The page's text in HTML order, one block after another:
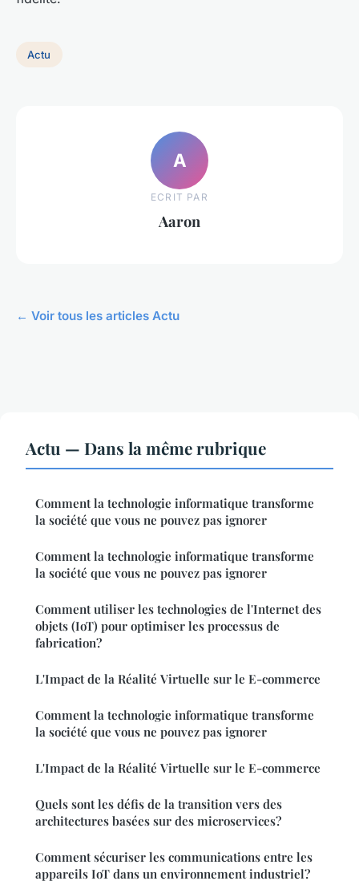
Actu
A
ECRIT PAR
Aaron
← Voir tous les articles Actu
Actu — Dans la même rubrique
Comment la technologie informatique transforme
la société que vous ne pouvez pas ignorer
Comment la technologie informatique transforme
la société que vous ne pouvez pas ignorer
Comment utiliser les technologies de l'Internet des
objets (IoT) pour optimiser les processus de
fabrication?
L'Impact de la Réalité Virtuelle sur le E-commerce
Comment la technologie informatique transforme
la société que vous ne pouvez pas ignorer
L'Impact de la Réalité Virtuelle sur le E-commerce
Quels sont les défis de la transition vers des
architectures basées sur des microservices?
Comment sécuriser les communications entre les
appareils IoT dans un environnement industriel?